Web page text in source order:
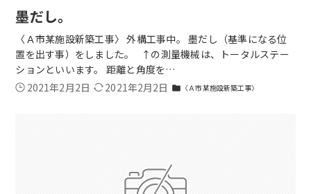
墨だし。
〈Ａ市某施設新築工事〉 外構工事中。 墨だし（基準になる位
置を出す事）をしました。 ↑の測量機械は、トータルステー
ションといいます。 距離と角度を…
2021年2月2日
2021年2月2日 folder 〈Ａ市某施設新築工事〉